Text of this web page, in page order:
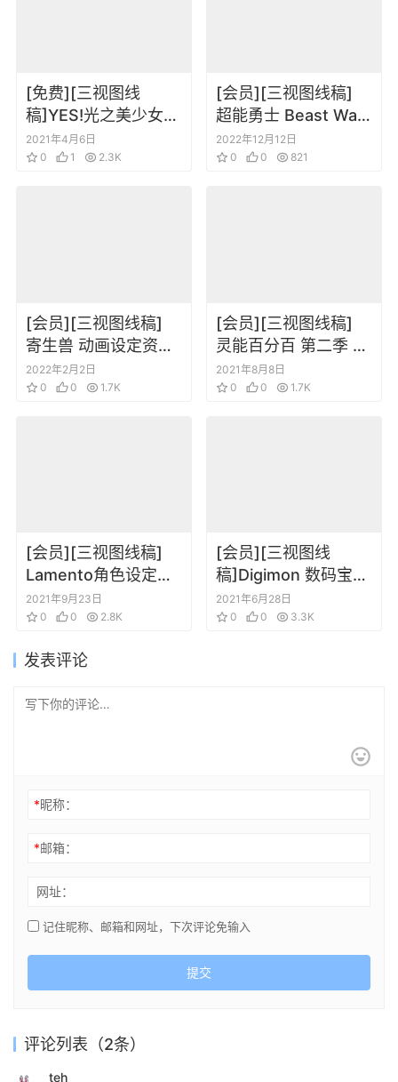
[免费][三视图线
稿]YES!光之美少女5
动画资料设定线稿集
2021年4月6日
0
1 2.3K
[会员][三视图线稿]
超能勇士 Beast Wars
Transformers model
sheets
2022年12月12日
0
0 821
[会员][三视图线稿]
寄生兽 动画设定资料
集
2022年2月2日
0
0 1.7K
[会员][三视图线稿]
灵能百分百 第二季 角
色三视图表情线稿原
画集
2021年8月8日
0
0 1.7K
[会员][三视图线稿]
Lamento角色设定插
画集 BEYOND THE
VOID White Notes
2021年9月23日
0
0 2.8K
[会员][三视图线
稿]Digimon 数码宝贝
大冒险tri 数码暴龙 角
色三视图线稿场景设
2021年6月28日
0
0 3.3K
发表评论
*昵称：
*邮箱：
网址：
记住昵称、邮箱和网址，下次评论免输入
提交
评论列表（2条）
teh